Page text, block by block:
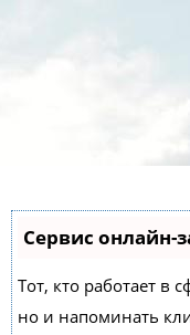
Сервис онлайн-
Тот, кто работает в
но и напоминать